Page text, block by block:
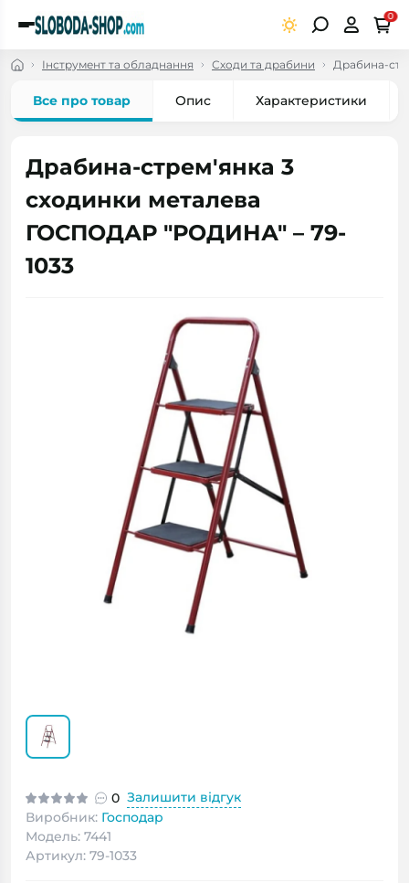
0
Інструмент та обладнання Сходи та драбини Драбина-
Все про товар Опис Характеристики
Драбина-стрем'янка 3
сходинки металева
ГОСПОДАР "РОДИНА" – 79-
1033
0 Залишити відгук
Виробник: Господар
Модель: 7441
Артикул: 79-1033